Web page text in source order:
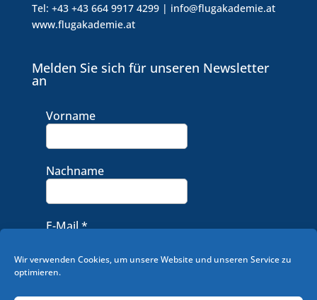
Wir verwenden Cookies, um unsere Website und unseren Service zu
optimieren.
Tel: +43 +43 664 9917 4299 | info@flugakademie.at
www.flugakademie.at
Melden Sie sich für unseren Newsletter
an
Vorname
Nachname
E-Mail*